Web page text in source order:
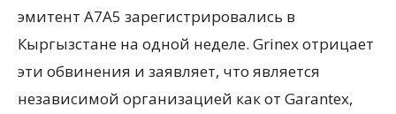
эмитент A7A5 зарегистрировались в
Кыргызстане на одной неделе. Grinex отрицает
эти обвинения и заявляет, что является
независимой организацией как от Garantex,